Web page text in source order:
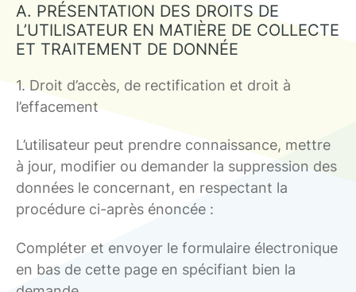
A. PRÉSENTATION DES DROITS DE
L’UTILISATEUR EN MATIÈRE DE COLLECTE
ET TRAITEMENT DE DONNÉE
1. Droit d’accès, de rectification et droit à
l’effacement
L’utilisateur peut prendre connaissance, mettre
à jour, modifier ou demander la suppression des
données le concernant, en respectant la
procédure ci-après énoncée :
Compléter et envoyer le formulaire électronique
en bas de cette page en spécifiant bien la